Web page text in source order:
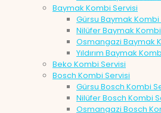
Baymak Kombi Servisi
Gürsu Baymak Kombi
Nilüfer Baymak
Osmangazi Baymak
Yıldırım Baymak
Beko Kombi Servisi
Bosch Kombi Servisi
Gürsu Bosch Kombi
Nilüfer Bosch Kombi
Osmangazi Bosch